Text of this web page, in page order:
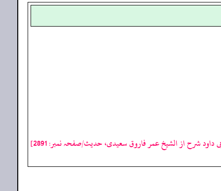
داود شرح از الشیخ عمر فاروق سعیدی، حدیث/صفحہ نمبر: 2891]